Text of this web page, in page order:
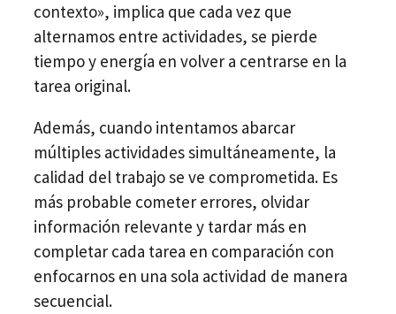
contexto», implica que cada vez que
alternamos entre actividades, se pierde
tiempo y energía en volver a centrarse en la
tarea original.
Además, cuando intentamos abarcar
múltiples actividades simultáneamente, la
calidad del trabajo se ve comprometida. Es
más probable cometer errores, olvidar
información relevante y tardar más en
completar cada tarea en comparación con
enfocarnos en una sola actividad de manera
secuencial.